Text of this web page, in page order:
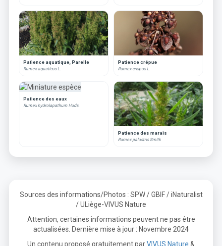
Patience aquatique, Parelle
Rumex aquaticus L.
Patience crépue
Rumex crispus L.
Patience des eaux
Rumex hydrolapathum Huds.
Patience des marais
Rumex palustris Smith
Sources des informations/Photos : SPW / GBIF / iNaturalist
/ ULiège-VIVUS Nature
Attention, certaines informations peuvent ne pas être
actualisées. Dernière mise à jour : Novembre 2024
Un contenu proposé gratuitement parVIVUS Nature &